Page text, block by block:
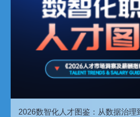
2026数智化人才图鉴：从数据治理